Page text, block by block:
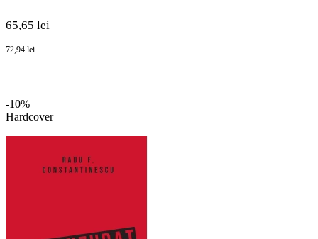
65,65 lei
72,94 lei
-10%
Hardcover